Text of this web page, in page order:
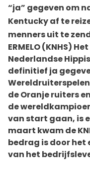
“ja” gegeven om
Kentucky af te
menners uit te
ERMELO (KNHS)
Nederlandse
definitief ja
de Oranje ruiters
de
van start gaan, is
maart kwam de
bedrag is door het
van het